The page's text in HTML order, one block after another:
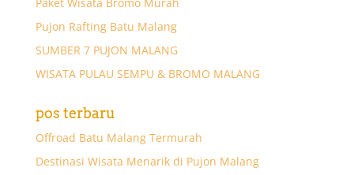
Pujon Rafting Batu Malang
SUMBER 7 PUJON MALANG
WISATA PULAU SEMPU & BROMO MALANG
pos terbaru
Offroad Batu Malang Termurah
Destinasi Wisata Menarik di Pujon Malang